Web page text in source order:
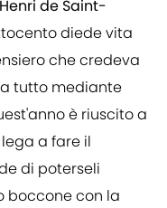
de Saint-
diede vita
che credeva
tutto mediante
è riuscito a
a fare il
di poterseli
boccone con la